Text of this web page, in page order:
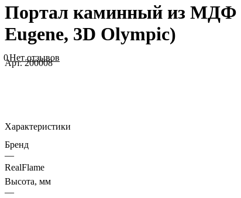
Портал каминный из МДФ
Eugene, 3D Olympic)
0Нет отзывов
Арт.200008
Характеристики
Бренд
—
RealFlame
Высота, мм
—